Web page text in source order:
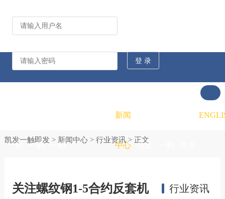
一触 一触 一触
新闻
中心 信息
凯发一触即发> 新闻中心> 行业资讯> 正文
关注螺纹钢1-5合约反套机
行业资讯